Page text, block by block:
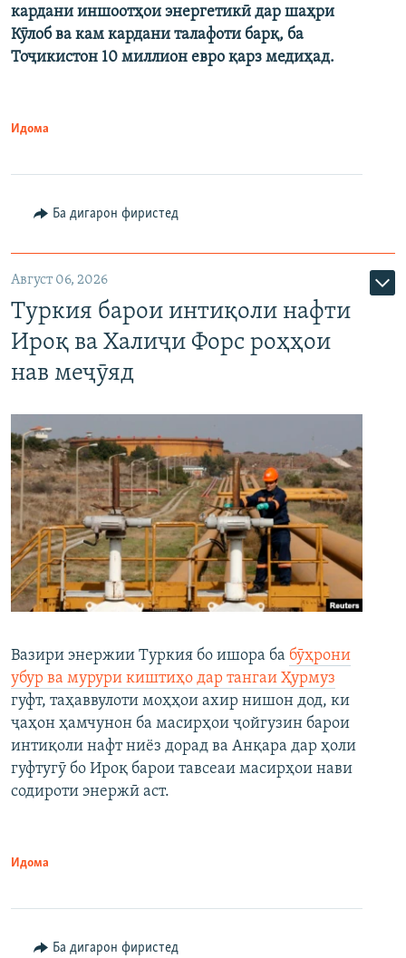
кардани иншоотҳои энергетикӣ дар шаҳри
Кӯлоб ва кам кардани талафоти барқ, ба
Тоҷикистон 10 миллион евро қарз медиҳад.
Идома
Ба дигарон фиристед
Август 06, 2026
Туркия барои интиқоли нафти
Ироқ ва Халиҷи Форс роҳҳои
нав меҷӯяд
Вазири энержии Туркия бо ишора ба бӯҳрони
убур ва мурури киштиҳо дар тангаи Ҳурмуз
гуфт, таҳаввулоти моҳҳои ахир нишон дод, ки
ҷаҳон ҳамчунон ба масирҳои ҷойгузин барои
интиқоли нафт ниёз дорад ва Анқара дар ҳоли
гуфтугӯ бо Ироқ барои тавсеаи масирҳои нави
содироти энержӣ аст.
Идома
Ба дигарон фиристед